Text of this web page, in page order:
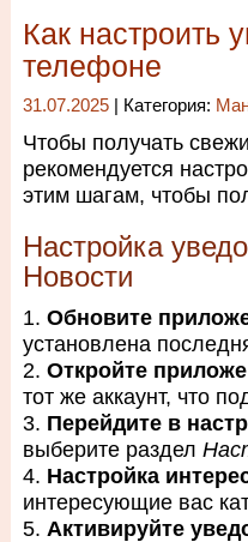
Как настроить
телефоне
31.07.2025 | Категория:
Чтобы получать
рекомендуется
этим шагам, чтобы
Настройка
Новости
Обновите
установлена
Откройте
тот же аккаунт, что
Перейдите в
выберите раздел
Настройка
интересующие вас
Активируйте